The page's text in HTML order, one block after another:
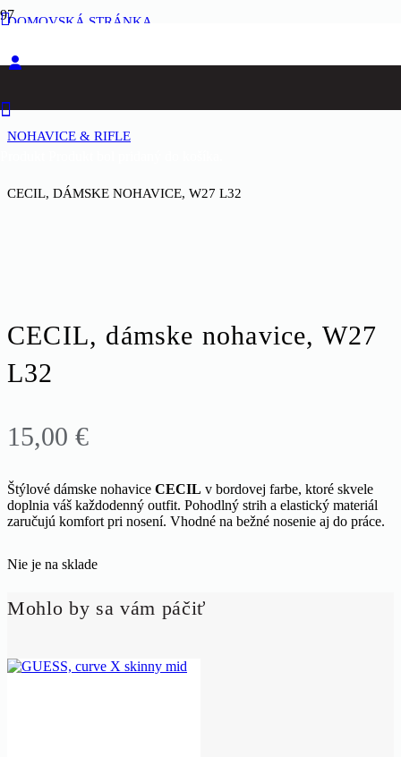
DOMOVSKÁ STRÁNKA
NOHAVICE & RIFLE
CECIL, DÁMSKE NOHAVICE, W27 L32
CECIL, dámske nohavice, W27
L32
15,00 €
Štýlové dámske nohavice CECIL v bordovej farbe, ktoré skvele
doplnia váš každodenný outfit. Pohodlný strih a elastický materiál
zaručujú komfort pri nosení. Vhodné na bežné nosenie aj do práce.
Nie je na sklade
Mohlo by sa vám páčiť